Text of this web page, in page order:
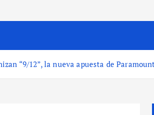
“9/12”, la nueva apuesta de